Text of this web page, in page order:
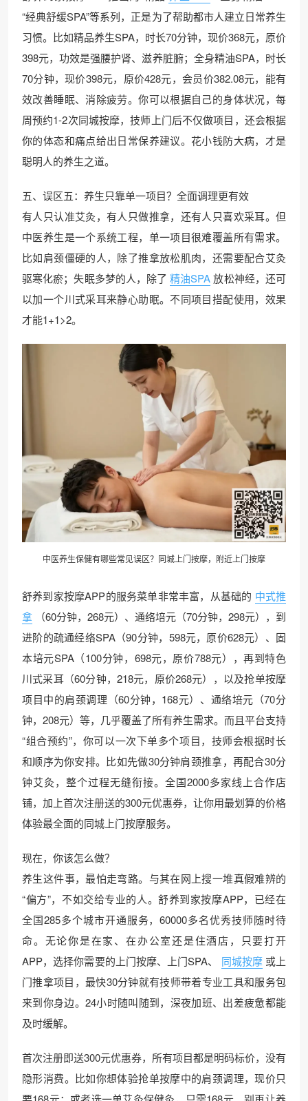
“经典舒缓SPA”等系列，正是为了帮助都市人建立日常养生
习惯。比如精品养生SPA，时长70分钟，现价368元，原价
398元，功效是强腰护肾、滋养脏腑；全身精油SPA，时长
70分钟，现价398元，原价428元，会员价382.08元，能有
效改善睡眠、消除疲劳。你可以根据自己的身体状况，每
周预约1-2次同城按摩，技师上门后不仅做项目，还会根据
你的体态和痛点给出日常保养建议。花小钱防大病，才是
聪明人的养生之道。
五、误区五：养生只靠单一项目？全面调理更有效
有人只认准艾灸，有人只做推拿，还有人只喜欢采耳。但
中医养生是一个系统工程，单一项目很难覆盖所有需求。
比如肩颈僵硬的人，除了推拿放松肌肉，还需要配合艾灸
驱寒化瘀；失眠多梦的人，除了 精油SPA 放松神经，还可
以加一个川式采耳来静心助眠。不同项目搭配使用，效果
才能1+1>2。
中医养生保健有哪些常见误区？同城上门按摩，附近上门按摩
舒养到家按摩APP的服务菜单非常丰富，从基础的 中式推
拿
（60分钟，268元）、通络培元（70分钟，298元），到
进阶的疏通经络SPA（90分钟，598元，原价628元）、固
本培元SPA（100分钟，698元，原价788元），再到特色
川式采耳（60分钟，218元，原价268元），以及抢单按摩
项目中的肩颈调理（60分钟，168元）、通络培元（70分
钟，208元）等，几乎覆盖了所有养生需求。而且平台支持
“组合预约”，你可以一次下单多个项目，技师会根据时长
和顺序为你安排。比如先做30分钟肩颈推拿，再配合30分
钟艾灸，整个过程无缝衔接。全国2000多家线上合作店
铺，加上首次注册送的300元优惠券，让你用最划算的价格
体验最全面的同城上门按摩服务。
现在，你该怎么做？
养生这件事，最怕走弯路。与其在网上搜一堆真假难辨的
“偏方”，不如交给专业的人。舒养到家按摩APP，已经在
全国285多个城市开通服务，60000多名优秀技师随时待
命。无论你是在家、在办公室还是住酒店，只要打开
APP，选择你需要的上门按摩、上门SPA、
同城按摩 或上
门推拿项目，最快30分钟就有技师带着专业工具和服务包
来到你身边。24小时随叫随到，深夜加班、出差疲惫都能
及时缓解。
首次注册即送300元优惠券，所有项目都是明码标价，没有
隐形消费。比如你想体验抢单按摩中的肩颈调理，现价只